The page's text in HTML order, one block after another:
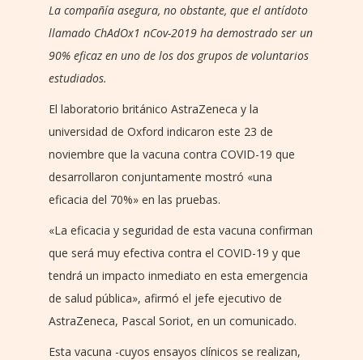
La compañía asegura, no obstante, que el antídoto
llamado ChAdOx1 nCov-2019 ha demostrado ser un
90% eficaz en uno de los dos grupos de voluntarios
estudiados.
El laboratorio británico AstraZeneca y la
universidad de Oxford indicaron este 23 de
noviembre que la vacuna contra COVID-19 que
desarrollaron conjuntamente mostró «una
eficacia del 70%» en las pruebas.
«La eficacia y seguridad de esta vacuna confirman
que será muy efectiva contra el COVID-19 y que
tendrá un impacto inmediato en esta emergencia
de salud pública», afirmó el jefe ejecutivo de
AstraZeneca, Pascal Soriot, en un comunicado.
Esta vacuna -cuyos ensayos clínicos se realizan,